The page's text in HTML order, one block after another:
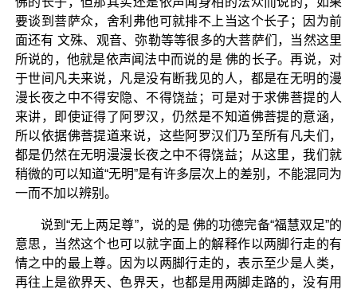
要谈到菩萨众，舍利弗他可就排不上当这个长子；因为前
面还有 文殊、观音、弥勒等等很多的大菩萨们，当然这里
所说的，他就是依声闻法中而说的是 佛的长子。再说，对
于世间凡夫来说，凡是没有断我见的人，都是在无明的漫
漫长夜之中不得安隐、不得饶益；可是对于求佛菩提的人
来讲，即使证得了阿罗汉，仍然是不知道佛菩提的意涵，
所以依据佛菩提道来说，这些阿罗汉们乃至所有凡夫们，
都是仍然在无明漫漫长夜之中不得饶益；从这里，我们就
稍微的可以知道“无明”是有许多层次上的差别，不能混同为
一而不加以辨别。
说到“无上两足尊”，说的是 佛的功德完备“福慧双足”的
意思，当然这个也可以就字面上的解释作以两脚行走的有
情之中的最上尊。因为以两脚行走的，表示至少是人类，
再往上是欲界天、色界天，也都是用两脚走路的，没有用